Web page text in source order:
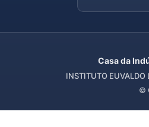
Casa da
INSTITUTO
©